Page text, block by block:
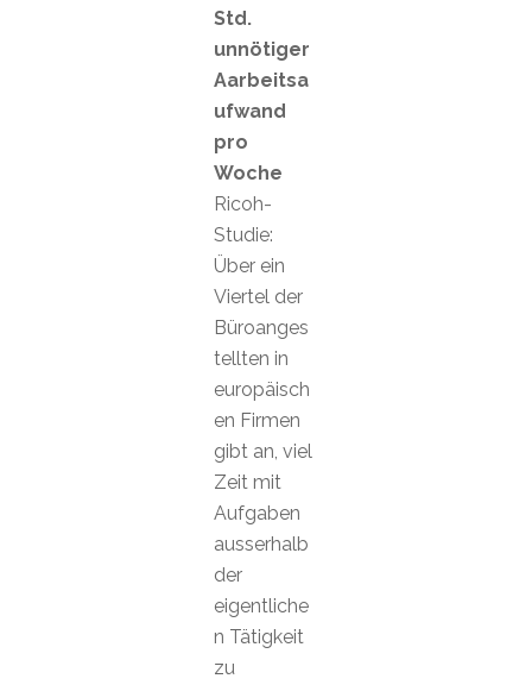
Std.
unnötiger
Aarbeitsa
ufwand
pro
Woche
Ricoh-
Studie:
Über ein
Viertel der
Büroanges
tellten in
europäisch
en Firmen
gibt an, viel
Zeit mit
Aufgaben
ausserhalb
der
eigentliche
n Tätigkeit
zu